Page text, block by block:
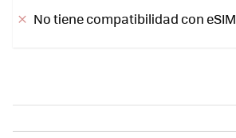
No tiene compatibilidad con eSIM